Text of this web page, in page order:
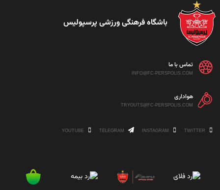
باشگاه فرهنگی ورزشی پرسپولیس
تماس با ما
INFO@FC-PERSPOLIS.COM
هواداری
TRYOUTS@FC-PERSPOLIS.COM